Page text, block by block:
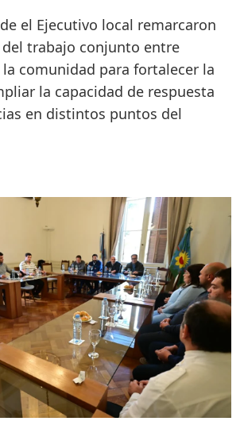
el Ejecutivo local remarcaron
trabajo conjunto entre
comunidad para fortalecer la
la capacidad de respuesta
en distintos puntos del